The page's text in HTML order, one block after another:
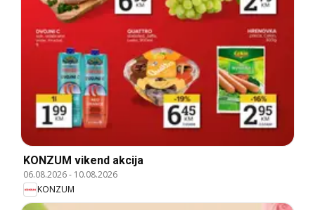
KONZUM vikend akcija
06.08.2026- 10.08.2026
KONZUM